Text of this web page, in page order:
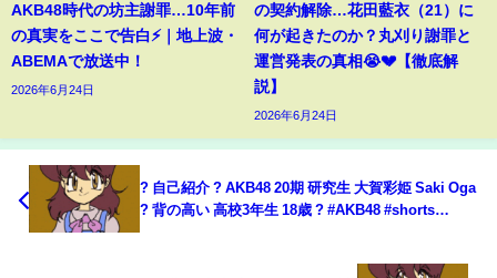
AKB48時代の坊主謝罪…10年前
の真実をここで告白⚡️｜地上波・
ABEMAで放送中！
2026年6月24日
の契約解除…花田藍衣（21）に
何が起きたのか？丸刈り謝罪と
運営発表の真相😭💔【徹底解
説】
2026年6月24日
? 自己紹介 ? AKB48 20期 研究生 大賀彩姫 Saki Oga
? 背の高い 高校3年生 18歳 ? #AKB48 #shorts